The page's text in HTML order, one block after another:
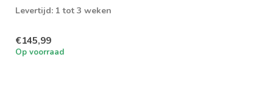
Levertijd: 1 tot 3 weken
€145,99
Op voorraad